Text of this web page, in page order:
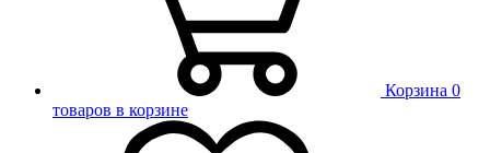
Корзина 0
товаров в корзине